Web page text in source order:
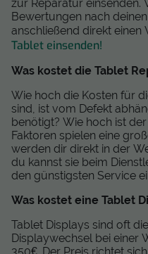
zur Reparatur einsenden.
Bewertungen nach
anschließend direkt einen
Tablet einsenden!
Was kostet die Tablet
Wie hoch die Kosten für
sind, ist vom Defekt
benötigt? Wie hoch ist
Faktoren spielen eine
werden dir direkt in der
du kannst sie beim
den günstigsten Service
Was kostet eine Tablet
Tablet Displays sind oft
Displaywechsel bei einer